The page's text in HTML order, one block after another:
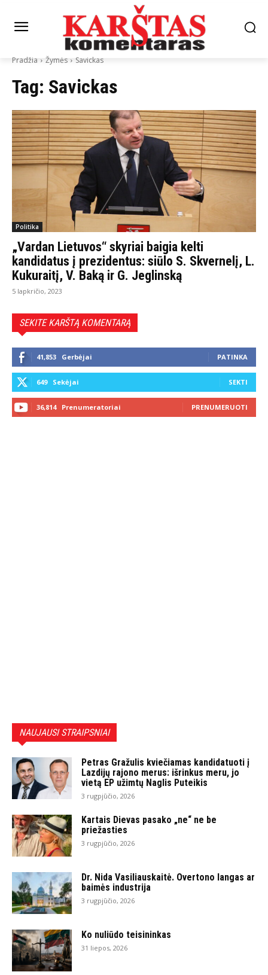
Pradžia Žymės Savickas
Tag: Savickas
Politika
„Vardan Lietuvos“ skyriai baigia kelti
kandidatus į prezidentus: siūlo S. Skvernelį, L.
Kukuraitį, V. Baką ir G. Jeglinską
5 lapkričio, 2023
SEKITE KARŠTĄ KOMENTARĄ
41,853 Gerbėjai PATINKA
649 Sekėjai SEKTI
36,814 Prenumeratoriai PRENUMERUOTI
NAUJAUSI STRAIPSNIAI
Petras Gražulis kviečiamas kandidatuoti į
Lazdijų rajono merus: išrinkus meru, jo
vietą EP užimtų Naglis Puteikis
3 rugpjūčio, 2026
Kartais Dievas pasako „ne“ ne be
priežasties
3 rugpjūčio, 2026
Dr. Nida Vasiliauskaitė. Overtono langas ar
baimės industrija
3 rugpjūčio, 2026
Ko nuliūdo teisininkas
31 liepos, 2026